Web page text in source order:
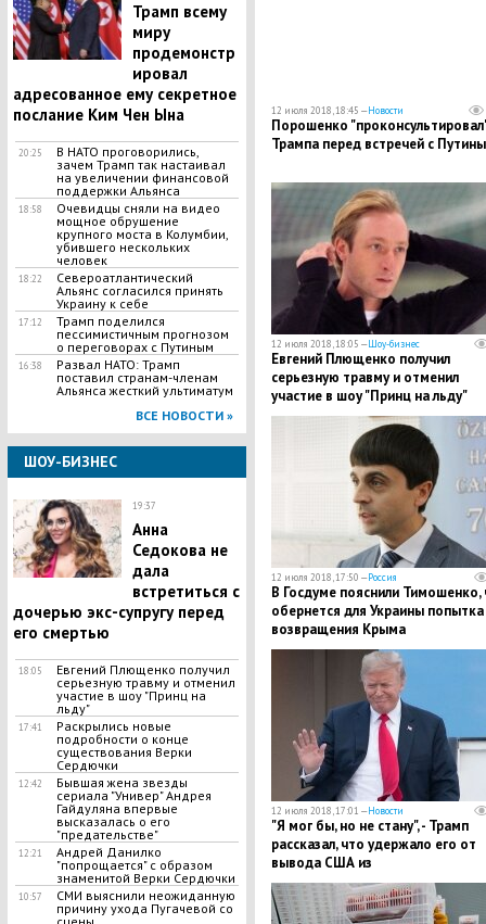
Трамп всему
миру
продемонстр
ировал
адресованное ему секретное
послание Ким Чен Ына
20:25
В НАТО проговорились,
зачем Трамп так настаивал
на увеличении финансовой
поддержки Альянса
18:58
Очевидцы сняли на видео
мощное обрушение
крупного моста в Колумбии,
убившего нескольких
человек
18:22
Североатлантический
Альянс согласился принять
Украину к себе
17:12
Трамп поделился
пессимистичным прогнозом
о переговорах с Путиным
16:38
Развал НАТО: Трамп
поставил странам-членам
Альянса жесткий ультиматум
ВСЕ НОВОСТИ »
ШОУ-БИЗНЕС
19:37
​Анна
Седокова не
дала
встретиться с
дочерью экс-супругу перед
его смертью
18:05
​Евгений Плющенко получил
серьезную травму и отменил
участие в шоу "Принц на
льду"
17:41
Раскрылись новые
подробности о конце
существования Верки
Сердючки
12:42
Бывшая жена звезды
сериала "Универ" Андрея
Гайдуляна впервые
высказалась о его
"предательстве"
12:21
Андрей Данилко
"попрощается" с образом
знаменитой Верки Сердючки
10:57
СМИ выяснили неожиданную
причину ухода Пугачевой со
12 июля 2018, 18:45 —Новости
Порошенко
Трампа перед встречей с
12 июля 2018, 18:05 —Шоу-бизнес
​Евгений Плющенко получил
серьезную травму и отменил
участие в шоу "Принц на льду"
12 июля 2018, 17:50 —Россия
В Госдуме пояснили Тимошенко,
обернется для Украины попытка
возвращения Крыма
12 июля 2018, 17:01 —Новости
"Я мог бы, но не стану", - Трамп
рассказал, что удержало его от
вывода США из
Североатлантического Альянса